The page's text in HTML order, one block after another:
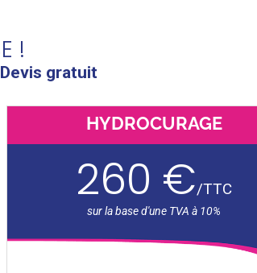
!
gratuit
HYDROCURAGE
260 €/TTC